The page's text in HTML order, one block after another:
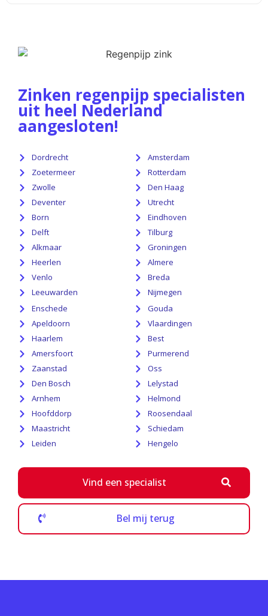
Zinken regenpijp specialisten
uit heel Nederland
aangesloten!
Dordrecht
Zoetermeer
Zwolle
Deventer
Born
Delft
Alkmaar
Heerlen
Venlo
Leeuwarden
Amsterdam
Rotterdam
Den Haag
Utrecht
Eindhoven
Tilburg
Groningen
Almere
Breda
Nijmegen
Enschede
Apeldoorn
Haarlem
Amersfoort
Zaanstad
Den Bosch
Arnhem
Hoofddorp
Maastricht
Leiden
Gouda
Vlaardingen
Best
Purmerend
Oss
Lelystad
Helmond
Roosendaal
Schiedam
Hengelo
Vind een specialist
Bel mij terug